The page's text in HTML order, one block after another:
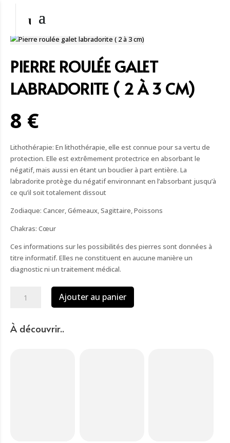
PIERRE ROULÉE GALET
LABRADORITE ( 2 À 3 CM)
8 €
Lithothérapie: En lithothérapie, elle est connue pour sa vertu de
protection. Elle est extrêmement protectrice en absorbant le
négatif, mais aussi en étant un bouclier à part entière. La
labradorite protège du négatif environnant en l’absorbant jusqu’à
ce qu’il soit totalement dissout
Zodiaque: Cancer, Gémeaux, Sagittaire, Poissons
Chakras: Cœur
Ces informations sur les possibilités des pierres sont données à
titre informatif. Elles ne constituent en aucune manière un
diagnostic ni un traitement médical.
roulée
Ajouter au panier
À découvrir..